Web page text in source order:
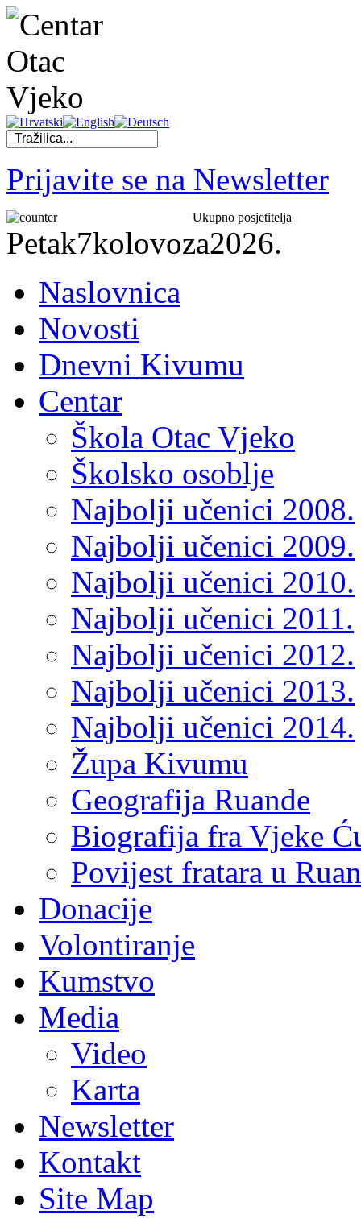
Prijavite se na Newsletter
Ukupno posjetitelja
Petak7kolovoza2026.
Naslovnica
Novosti
Dnevni Kivumu
Centar
Škola Otac Vjeko
Školsko osoblje
Najbolji učenici 2008.
Najbolji učenici 2009.
Najbolji učenici 2010.
Najbolji učenici 2011.
Najbolji učenici 2012.
Najbolji učenici 2013.
Najbolji učenici 2014.
Župa Kivumu
Geografija Ruande
Biografija fra Vjeke
Povijest fratara u
Donacije
Volontiranje
Kumstvo
Media
Video
Karta
Newsletter
Kontakt
Site Map